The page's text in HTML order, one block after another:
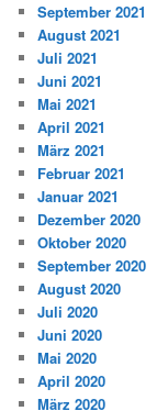
September 2021
August 2021
Juli 2021
Juni 2021
Mai 2021
April 2021
März 2021
Februar 2021
Januar 2021
Dezember 2020
Oktober 2020
September 2020
August 2020
Juli 2020
Juni 2020
Mai 2020
April 2020
März 2020